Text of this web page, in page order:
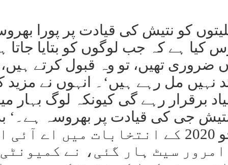
کو نتیش کی قیادت پر پورا
کیا ہے کہ جب لوگوں کو بتایا جاتا
ضروری تھیں، تو وہ قبول کرتے ہیں،
نہیں مل رہے ہیں‘۔ انہوں نے مزید
برقرار رہے گی کیونکہ لوگ بہار
جی کی قیادت پر بھروسہ ہے۔‘
کو جے ڈی (یو) لیڈر صبا ظفر، جو 2020 کے انتخابات میں اے
امرور سیٹ ہار گئی، نے